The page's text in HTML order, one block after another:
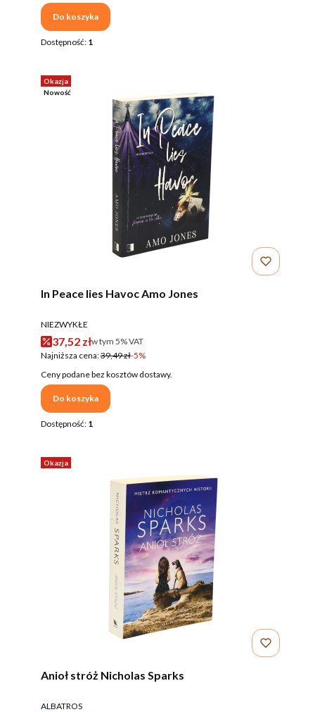
Do koszyka
Dostępność: 1
Okazja
Nowość
In Peace lies Havoc Amo Jones
PRODUCENT
NIEZWYKŁE
Cena promocyjna brutto
37,52 złw tym %s VAT
w tym 5%VAT
Najniższa cena:39,49 zł-5%
Ceny podane bez kosztów dostawy.
Do koszyka
Dostępność: 1
Okazja
Anioł stróż Nicholas Sparks
PRODUCENT
ALBATROS